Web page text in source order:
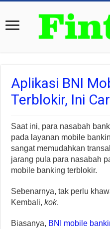
Aplikasi BNI
Terblokir, Ini
Saat ini, para nasabah
pada layanan mobile
sangat memudahkan
jarang pula para nasabah
mobile banking terblokir.
Sebenarnya, tak perlu
Kembali,kok.
Biasanya, BNI mobile